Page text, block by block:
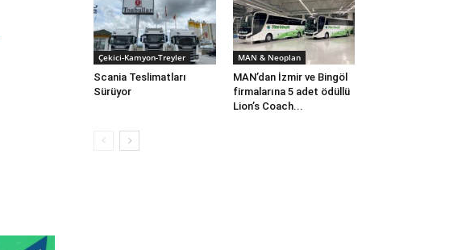
Çekici-Kamyon-Treyler
Scania Teslimatları
Sürüyor
MAN & Neoplan
MAN’dan İzmir ve Bingöl
firmalarına 5 adet ödüllü
Lion’s Coach...